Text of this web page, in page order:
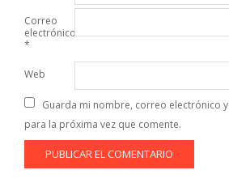
Correo
electrónico
*
Web
Guarda mi nombre, correo electrónico
para la próxima vez que comente.